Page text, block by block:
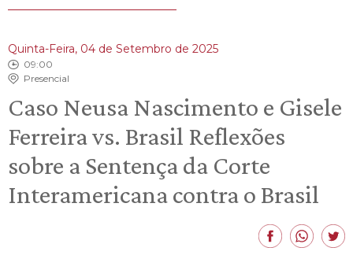
Quinta-Feira, 04 de Setembro de 2025
09:00
Presencial
Caso Neusa Nascimento e Gisele
Ferreira vs. Brasil Reflexões
sobre a Sentença da Corte
Interamericana contra o Brasil